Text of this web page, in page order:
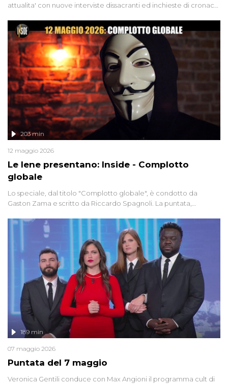
attualita' con nuove interviste dissacranti ed inchieste di cronaca
Le Iene presentano: Inside - Complotto
globale
203 min
12 maggio 2026
Lo speciale, dal titolo "Complotto globale", è condotto da
Gaston Zama e scritto da Riccardo Spagnoli. La puntata,
racconta l'universo delle narrazioni alternative, dei sospetti
globali e del complottismo che negli ultimi anni hanno invaso
social network, talk show, piazze digitali e immaginario collettivo.
Puntata del 7 maggio
189 min
07 maggio 2026
Veronica Gentili conduce con Max Angioni il programma cult di